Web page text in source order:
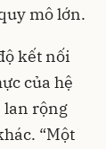
mô lớn.
kết nối
của hệ
lan rộng
“Một